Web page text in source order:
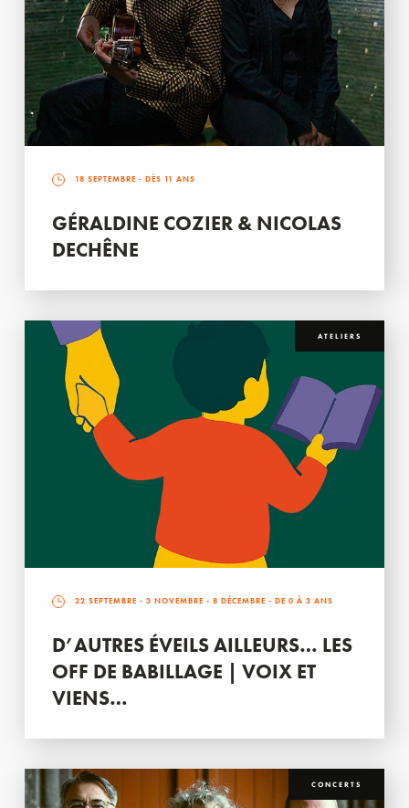
18 SEPTEMBRE - DÈS 11 ANS
GÉRALDINE COZIER & NICOLAS
DECHÊNE
ATELIERS
22 SEPTEMBRE - 3 NOVEMBRE - 8 DÉCEMBRE - DE 0 À 3 ANS
D’AUTRES ÉVEILS AILLEURS… LES
OFF DE BABILLAGE | VOIX ET
VIENS…
CONCERTS